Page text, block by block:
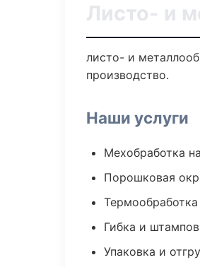
Листо- и
листо- и
производство.
Наши услуги
Мехобработка
Порошковая
Гибка и
Упаковка и